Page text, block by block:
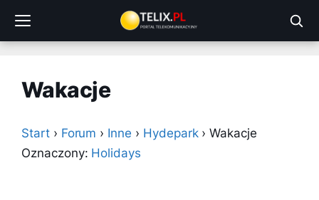
treści
Wakacje
Start › Forum › Inne › Hydepark › Wakacje
Oznaczony: Holidays